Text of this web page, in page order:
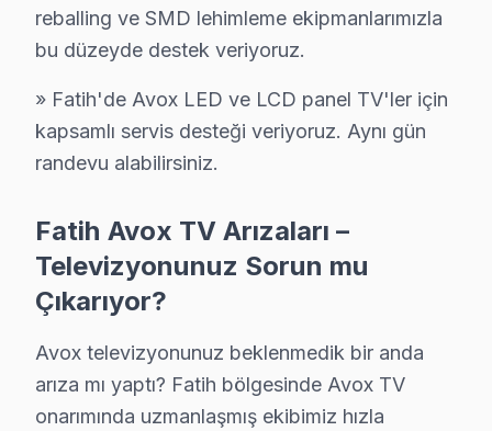
Fatih'de Avox Servisi: Fabrika Servis'in Rolü
Fatih bölgesindeki Avox tamiri olarak, yerinde tamir
Sonuç olarak, Fatih’teki elektronik tüketim
Fatih Avox servis - TV Tamiri
Avox görüntüleme sistemi sorununuz ne kadar sürer?
Yetkili servis randevusu: 5-10 iş günü bekleme.
Sultanahmet ve Tramvay ve Metro güzergahında
Fatih Bölgesi ve Avox TV Desteği
reballing ve SMD lehimleme ekipmanlarımızla
bu düzeyde destek veriyoruz.
» Fatih'de Avox LED ve LCD panel TV'ler için
kapsamlı servis desteği veriyoruz. Aynı gün
randevu alabilirsiniz.
Fatih Avox TV Arızaları –
Televizyonunuz Sorun mu
Çıkarıyor?
Avox televizyonunuz beklenmedik bir anda
arıza mı yaptı? Fatih bölgesinde Avox TV
onarımında uzmanlaşmış ekibimiz hızla